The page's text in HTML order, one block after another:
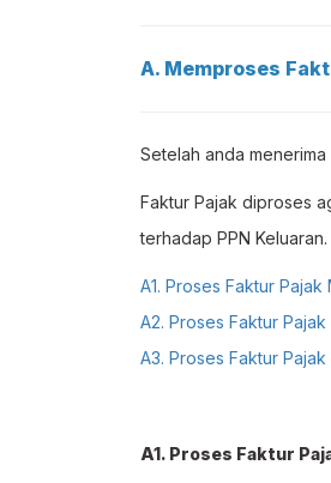
A. Memproses
Setelah anda
Faktur Pajak diproses
terhadap PPN
A1. Proses Faktur
A2. Proses Faktur
A3. Proses Faktur
A1. Proses Faktur